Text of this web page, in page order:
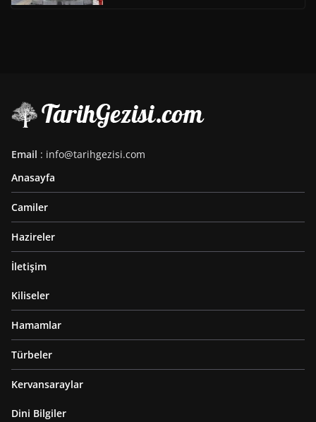
Email : info@tarihgezisi.com
Anasayfa
Camiler
Hazireler
İletişim
Kiliseler
Hamamlar
Türbeler
Kervansaraylar
Dini Bilgiler